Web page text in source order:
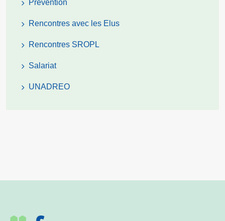
Prévention
Rencontres avec les Elus
Rencontres SROPL
Salariat
UNADREO